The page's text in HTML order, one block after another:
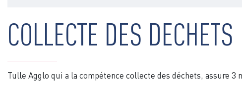
COLLECTE DES DECHETS
Tulle Agglo qui a la compétence collecte des déchets, assure 3